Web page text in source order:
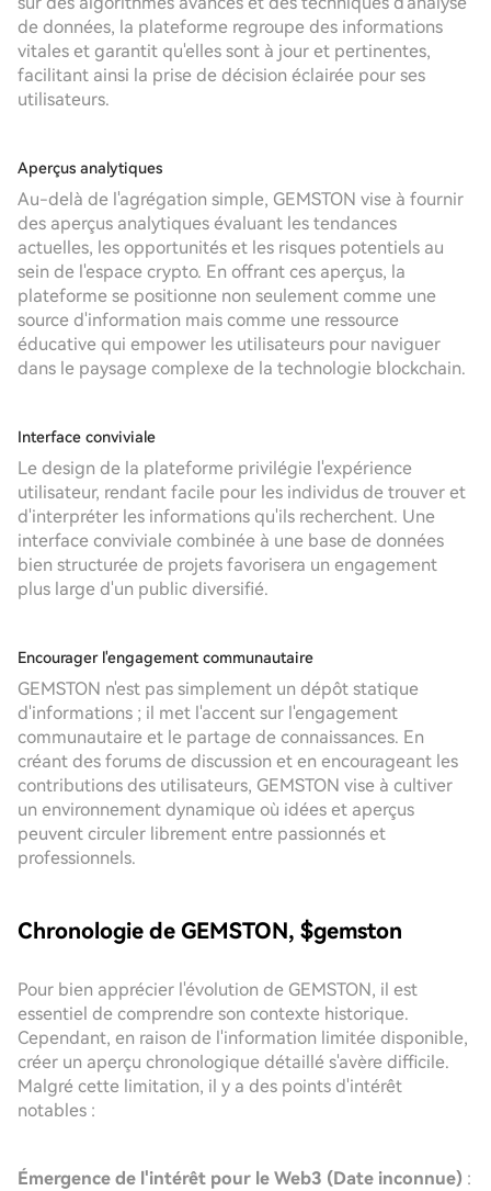
de données, la plateforme regroupe des informations
vitales et garantit qu'elles sont à jour et pertinentes,
facilitant ainsi la prise de décision éclairée pour ses
utilisateurs.
Aperçus analytiques
Au-delà de l'agrégation simple, GEMSTON vise à fournir
des aperçus analytiques évaluant les tendances
actuelles, les opportunités et les risques potentiels au
sein de l'espace crypto. En offrant ces aperçus, la
plateforme se positionne non seulement comme une
source d'information mais comme une ressource
éducative qui empower les utilisateurs pour naviguer
dans le paysage complexe de la technologie blockchain.
Interface conviviale
Le design de la plateforme privilégie l'expérience
utilisateur, rendant facile pour les individus de trouver et
d'interpréter les informations qu'ils recherchent. Une
interface conviviale combinée à une base de données
bien structurée de projets favorisera un engagement
plus large d'un public diversifié.
Encourager l'engagement communautaire
GEMSTON n'est pas simplement un dépôt statique
d'informations ; il met l'accent sur l'engagement
communautaire et le partage de connaissances. En
créant des forums de discussion et en encourageant les
contributions des utilisateurs, GEMSTON vise à cultiver
un environnement dynamique où idées et aperçus
peuvent circuler librement entre passionnés et
professionnels.
Chronologie de GEMSTON, $gemston
Pour bien apprécier l'évolution de GEMSTON, il est
essentiel de comprendre son contexte historique.
Cependant, en raison de l'information limitée disponible,
créer un aperçu chronologique détaillé s'avère difficile.
Malgré cette limitation, il y a des points d'intérêt
notables :
Émergence de l'intérêt pour le Web3 (Date inconnue) :